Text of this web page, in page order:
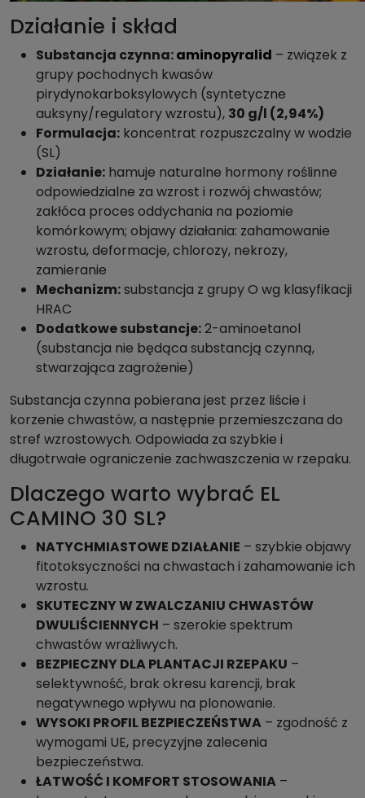
Działanie i skład
Substancja czynna:aminopyralid – związek z
grupy pochodnych kwasów
pirydynokarboksylowych (syntetyczne
auksyny/regulatory wzrostu), 30 g/l (2,94%)
Formulacja: koncentrat rozpuszczalny w wodzie
(SL)
Działanie: hamuje naturalne hormony roślinne
odpowiedzialne za wzrost i rozwój chwastów;
zakłóca proces oddychania na poziomie
komórkowym; objawy działania: zahamowanie
wzrostu, deformacje, chlorozy, nekrozy,
zamieranie
Mechanizm:substancja z grupy O wg klasyfikacji
HRAC
Dodatkowe substancje:2-aminoetanol
(substancja nie będąca substancją czynną,
stwarzająca zagrożenie)
Substancja czynna pobierana jest przez liście i
korzenie chwastów, a następnie przemieszczana do
stref wzrostowych. Odpowiada za szybkie i
długotrwałe ograniczenie zachwaszczenia w rzepaku.
Dlaczego warto wybrać EL
CAMINO 30 SL?
NATYCHMIASTOWE DZIAŁANIE – szybkie objawy
fitotoksyczności na chwastach i zahamowanie ich
wzrostu.
SKUTECZNY W ZWALCZANIU CHWASTÓW
DWULIŚCIENNYCH – szerokie spektrum
chwastów wrażliwych.
BEZPIECZNY DLA PLANTACJI RZEPAKU –
selektywność, brak okresu karencji, brak
negatywnego wpływu na plonowanie.
WYSOKI PROFIL BEZPIECZEŃSTWA – zgodność z
wymogami UE, precyzyjne zalecenia
bezpieczeństwa.
ŁATWOŚĆ I KOMFORT STOSOWANIA –